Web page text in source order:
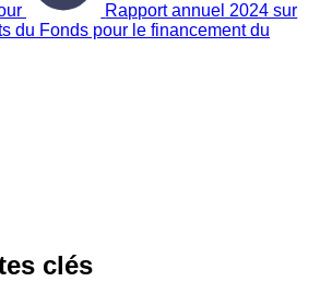
Rapport annuel 2024 sur
du Fonds pour le financement du
clés